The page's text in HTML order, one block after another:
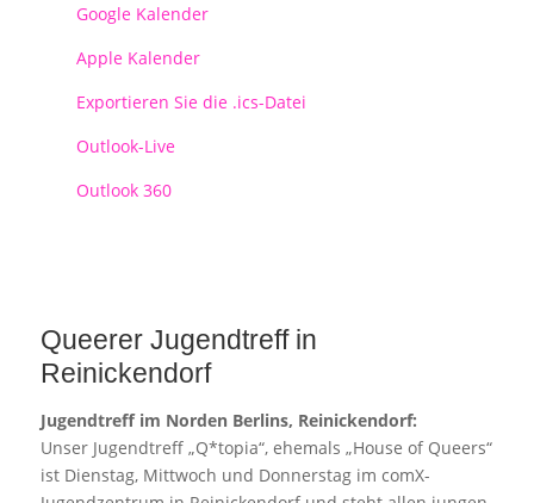
Google Kalender
Apple Kalender
Exportieren Sie die .ics-Datei
Outlook-Live
Outlook 360
Queerer Jugendtreff in
Reinickendorf
Jugendtreff im Norden Berlins, Reinickendorf:
Unser Jugendtreff „Q*topia“, ehemals „House of Queers“
ist Dienstag, Mittwoch und Donnerstag im comX-